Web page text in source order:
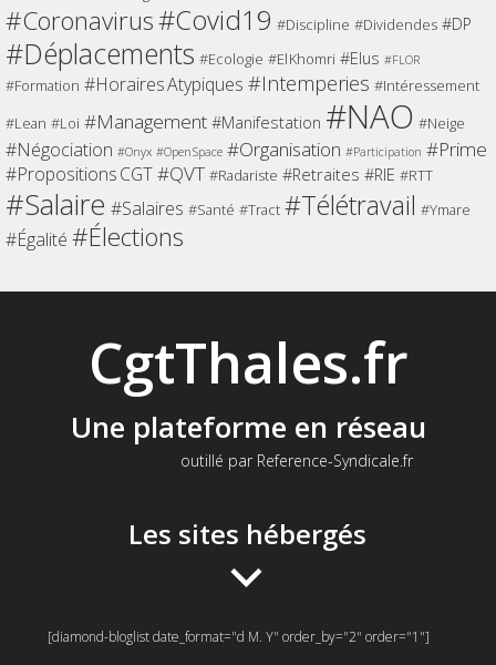
Coronavirus Covid19 Discipline Dividendes DP
Déplacements Ecologie El Khomri Elus FLOR
Formation Horaires Atypiques Intemperies
Intéressement
Lean
Loi Management Manifestation NAO Neige
Négociation Onyx Open Space Organisation Participation Prime
Propositions CGT QVT Radariste Retraites RIE RTT
Salaire Salaires Santé Tract Télétravail Ymare
Égalité Élections
CgtThales.fr
Une plateforme en réseau
outillé par Reference-Syndicale.fr
Les sites hébergés
[diamond-bloglist date_format="d M. Y" order_by="2" order="1"]